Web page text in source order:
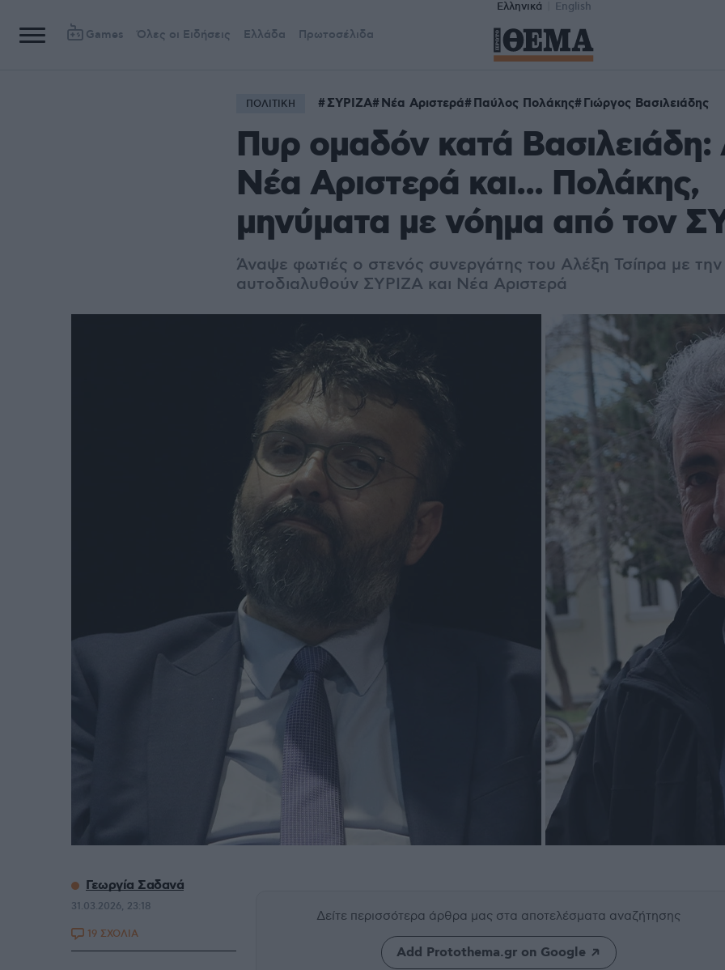
Ελληνικά English
Games Όλες οι Ειδήσεις Ελλάδα Πρωτοσέλιδα
ΠΟΛΙΤΙΚΗ ΣΥΡΙΖΑ Νέα Αριστερά Παύλος Πολάκης Γιώργος Βασιλειάδης
Πυρ ομαδόν κατά Βασιλειάδη:
Νέα Αριστερά και... Πολάκης,
μηνύματα με νόημα από τον
Άναψε φωτιές ο στενός συνεργάτης του Αλέξη Τσίπρα με
αυτοδιαλυθούν ΣΥΡΙΖΑ και Νέα Αριστερά
Δείτε περισσότερα άρθρα μας στα αποτελέσματα αναζήτησης
Add Protothema.gr on Google
Γεωργία Σαδανά
31.03.2026, 23:18
19 ΣΧΟΛΙΑ